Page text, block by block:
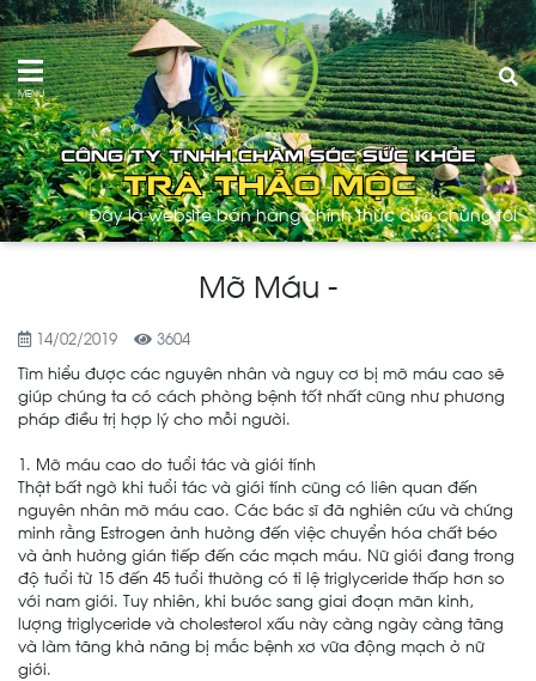
MENU
Đây là website bán hàng chính thức của chúng tôi !
Mỡ Máu -
14/02/2019
3604
Tìm hiểu được các nguyên nhân và nguy cơ bị mỡ máu cao sẽ
giúp chúng ta có cách phòng bệnh tốt nhất cũng như phương
pháp điều trị hợp lý cho mỗi người.
1. Mỡ máu cao do tuổi tác và giới tính
Thật bất ngờ khi tuổi tác và giới tính cũng có liên quan đến
nguyên nhân mỡ máu cao. Các bác sĩ đã nghiên cứu và chứng
minh rằng Estrogen ảnh hưởng đến việc chuyển hóa chất béo
và ảnh hưởng gián tiếp đến các mạch máu. Nữ giới đang trong
độ tuổi từ 15 đến 45 tuổi thường có tỉ lệ triglyceride thấp hơn so
với nam giới. Tuy nhiên, khi bước sang giai đoạn mãn kinh,
lượng triglyceride và cholesterol xấu này càng ngày càng tăng
và làm tăng khả năng bị mắc bệnh xơ vữa động mạch ở nữ
giới.